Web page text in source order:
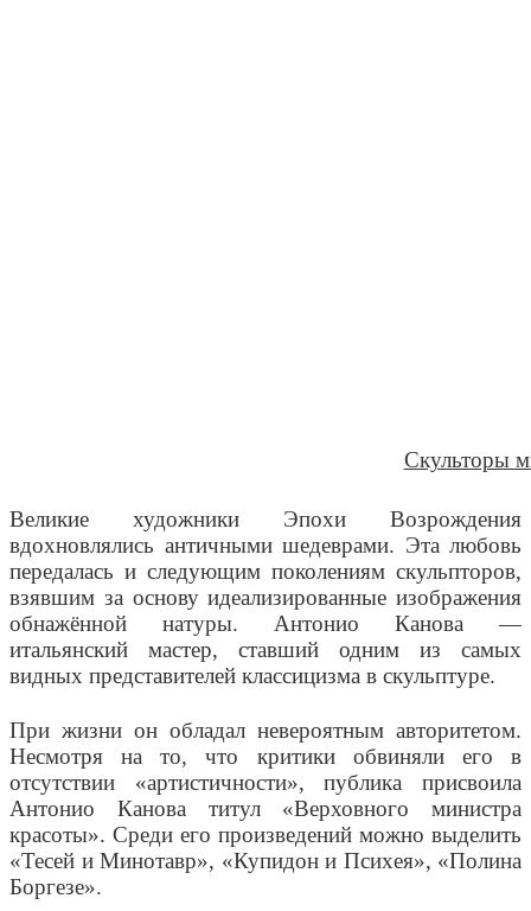
Скульторы
Великие художники Эпохи Возрождения
вдохновлялись античными шедеврами. Эта любовь
передалась и следующим поколениям скульпторов,
взявшим за основу идеализированные изображения
обнажённой натуры. Антонио Канова —
итальянский мастер, ставший одним из самых
видных представителей классицизма в скульптуре.
При жизни он обладал невероятным авторитетом.
Несмотря на то, что критики обвиняли его в
отсутствии «артистичности», публика присвоила
Антонио Канова титул «Верховного министра
красоты». Среди его произведений можно выделить
«Тесей и Минотавр», «Купидон и Психея», «Полина
Боргезе».